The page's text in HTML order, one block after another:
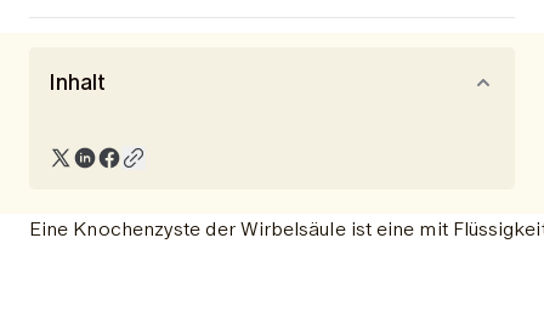
Inhalt
Eine Knochenzyste der Wirbelsäule ist eine mit